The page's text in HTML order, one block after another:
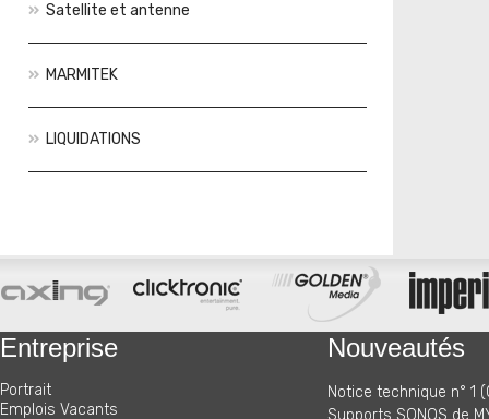
Satellite et antenne
MARMITEK
LIQUIDATIONS
Entreprise
Portrait
Emplois Vacants
Nouveautés
Notice technique n° 1
Supports SONOS de